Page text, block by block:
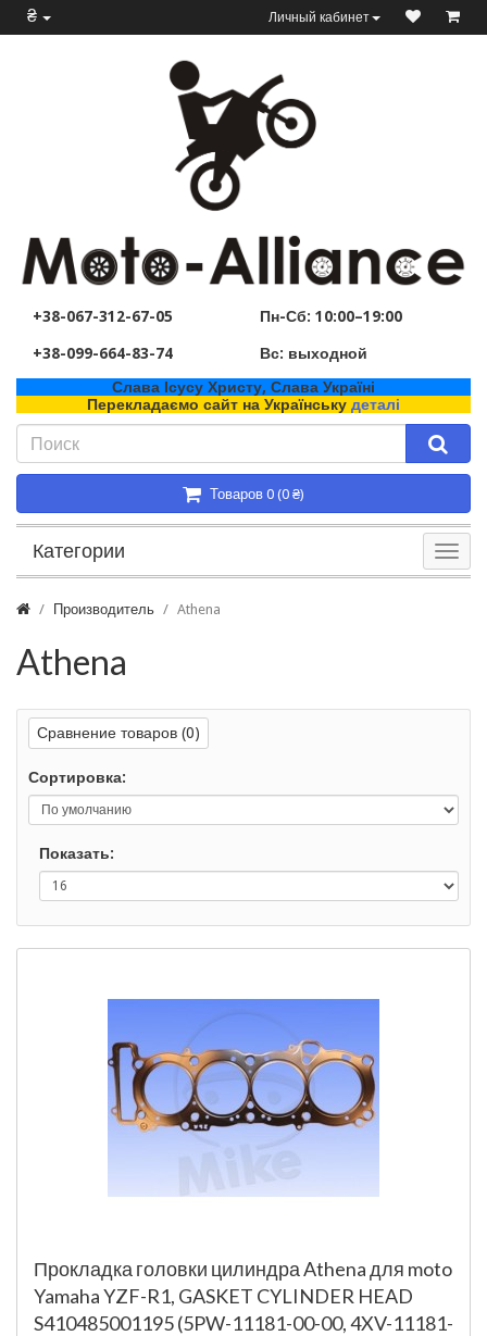
₴ Личный кабинет
+38-067-312-67-05
+38-099-664-83-74
Пн-Сб: 10:00–19:00
Вс: выходной
Слава Ісусу Христу, Слава Україні
Перекладаємо сайт на Українську деталі
Товаров 0 (0 ₴)
Категории
Производитель Athena
Athena
Сравнение товаров (0)
Сортировка:
Показать:
Прокладка головки цилиндра Athena для moto
Yamaha YZF-R1, GASKET CYLINDER HEAD
S410485001195 (5PW-11181-00-00, 4XV-11181-